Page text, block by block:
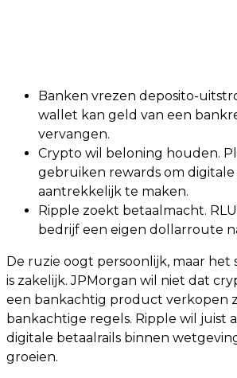
Banken vrezen deposito-
wallet kan geld van een
vervangen.
Crypto wil beloning houden.
gebruiken rewards om digitale
aantrekkelijk te maken.
Ripple zoekt betaalmacht.
bedrijf een eigen dollarroute
De ruzie oogt persoonlijk, maar het
is zakelijk. JPMorgan wil niet dat
een bankachtig product verkopen
bankachtige regels. Ripple wil juist
digitale betaalrails binnen
groeien.